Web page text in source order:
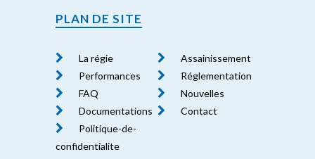
PLAN DE SITE
La régie
Assainissement
Performances
Réglementation
FAQ
Nouvelles
Documentations
Contact
Politique-de-
confidentialite